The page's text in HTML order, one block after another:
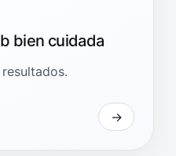
bien cuidada